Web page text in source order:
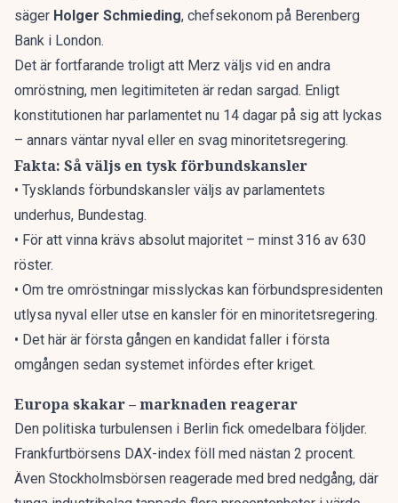
säger Holger Schmieding, chefsekonom på Berenberg
Bank i London.
Det är fortfarande troligt att Merz väljs vid en andra
omröstning, men legitimiteten är redan sargad. Enligt
konstitutionen har parlamentet nu 14 dagar på sig att lyckas
– annars väntar nyval eller en svag minoritetsregering.
Fakta: Så väljs en tysk förbundskansler
• Tysklands förbundskansler väljs av parlamentets
underhus, Bundestag.
• För att vinna krävs absolut majoritet – minst 316 av 630
röster.
• Om tre omröstningar misslyckas kan förbundspresidenten
utlysa nyval eller utse en kansler för en minoritetsregering.
• Det här är första gången en kandidat faller i första
omgången sedan systemet infördes efter kriget.
Europa skakar – marknaden reagerar
Den politiska turbulensen i Berlin fick omedelbara följder.
Frankfurtbörsens DAX-index föll med nästan 2 procent.
Även Stockholmsbörsen reagerade med bred nedgång, där